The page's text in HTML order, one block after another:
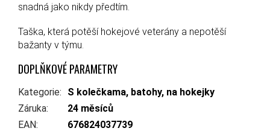
snadná jako nikdy předtím.
Taška, která potěší hokejové veterány a nepotěší
bažanty v týmu.
DOPLŇKOVÉ PARAMETRY
Kategorie:
S kolečkama, batohy, na hokejky
Záruka:
24 měsíců
EAN:
676824037739